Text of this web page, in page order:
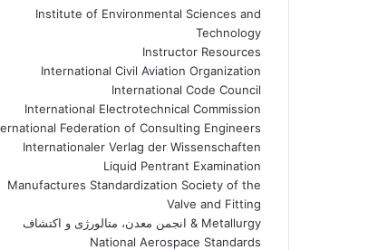
Institute of Environmental Sciences and
Technology
Instructor Resources
International Civil Aviation Organization
International Code Council
International Electrotechnical Commission
Federation of Consulting Engineers
Internationaler Verlag der Wissenschaften
Liquid Pentrant Examination
Manufactures Standardization Society of the
Valve and Fitting
Metallurgy & انجمن معدن، متالورژی و اکتشاف
National Aerospace Standards